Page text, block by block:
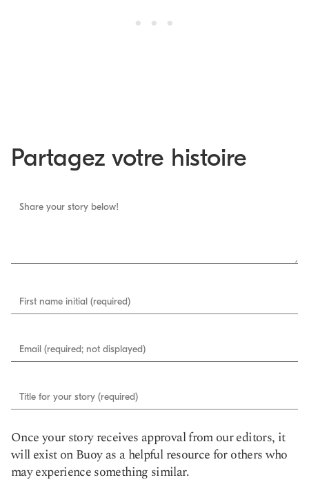
Partagez votre histoire
Share your story below!
First name initial (required)
Email (required; not displayed)
Title for your story (required)
Once your story receives approval from our editors, it
will exist on Buoy as a helpful resource for others who
may experience something similar.